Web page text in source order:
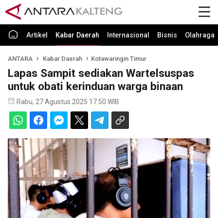
Artikel Kabar Daerah Internasional Bisnis Olahraga
ANTARA Kabar Daerah Kotawaringin Timur
Lapas Sampit sediakan Wartelsuspas
untuk obati kerinduan warga binaan
Rabu, 27 Agustus 2025 17:50 WIB